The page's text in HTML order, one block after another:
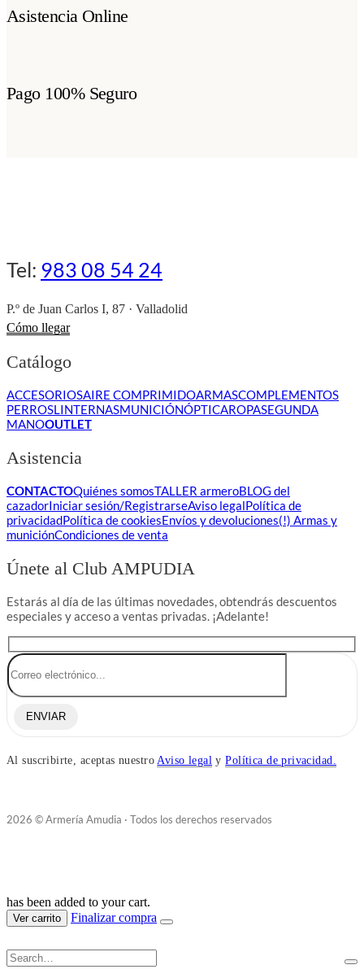
Asistencia Online
Pago 100% Seguro
Tel: 983 08 54 24
P.º de Juan Carlos I, 87 · Valladolid
Cómo llegar
Catálogo
ACCESORIOSAIRE COMPRIMIDOARMASCOMPLEMENTOS
PERROSLINTERNASMUNICIÓNÓPTICAROPASEGUNDA
MANOOUTLET
Asistencia
CONTACTOQuiénes somosTALLER armeroBLOG del
cazadorIniciar sesión/RegistrarseAviso legalPolítica de
privacidadPolítica de cookiesEnvíos y devoluciones(!) Armas y
municiónCondiciones de venta
Únete al Club AMPUDIA
Estarás al día de las últimas novedades, obtendrás descuentos
especiales y acceso a ventas privadas. ¡Adelante!
ENVIAR
Al suscribirte, aceptas nuestro Aviso legal yPolítica de privacidad.
2026 © Armería Amudia · Todos los derechos reservados
has been added to your cart.
Ver carrito Finalizar compra